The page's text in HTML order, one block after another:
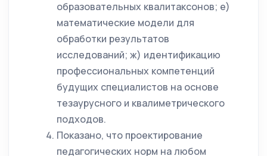
образовательных квалитаксонов; е)
математические модели для
обработки результатов
исследований; ж) идентификацию
профессиональных компетенций
будущих специалистов на основе
тезаурусного и квалиметрического
подходов.
Показано, что проектирование
педагогических норм на любом